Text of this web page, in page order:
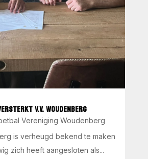
V.V. WOUDENBERG
Vereniging Woudenberg
is verheugd bekend te maken
zich heeft aangesloten als...